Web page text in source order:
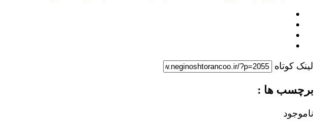
لینک کوتاه
برچسب ها :
ناموجود